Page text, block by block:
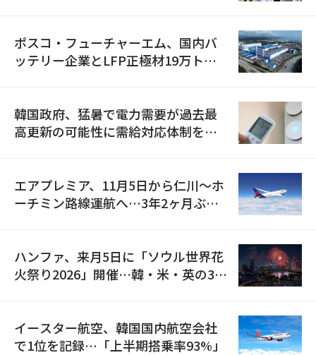
ポスコ・フューチャーエム、国内バ
ッテリー企業とLFP正極材19万トン
韓国政府、猛暑で電力需要が過去最
高更新の可能性に需給対応体制を点
エアプレミア、11月5日から仁川〜ホ
ーチミン路線運航へ…3年2ヶ月ぶり
ハンファ、来月5日に「ソウル世界花
火祭り2026」開催…韓・米・英の3カ
イースター航空、韓国国内航空会社
で1位を記録…「上半期搭乗率93%」